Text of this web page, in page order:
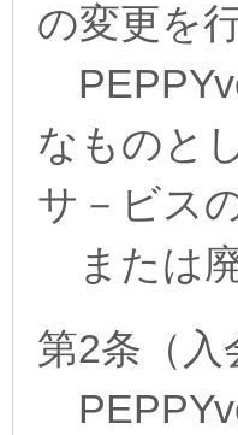
の変更を
なものと
サ－ビス
または
第2条（入